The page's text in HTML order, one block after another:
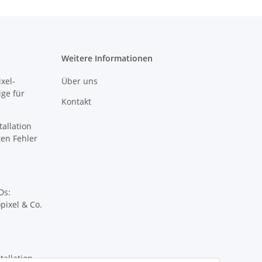
für
Fehler
& Co.
Weitere Informationen
Über uns
Kontakt